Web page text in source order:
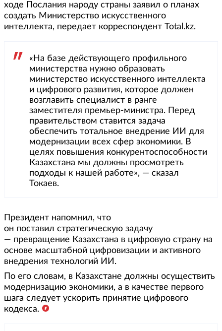
ходе Послания народу страны заявил о планах
создать Министерство искусственного
интеллекта, передает корреспондент Total.kz.
«На базе действующего профильного
министерства нужно образовать
министерство искусственного интеллекта
и цифрового развития, которое должен
возглавить специалист в ранге
заместителя премьер-министра. Перед
правительством ставится задача
обеспечить тотальное внедрение ИИ для
модернизации всех сфер экономики. В
целях повышения конкурентоспособности
Казахстана мы должны просмотреть
подходы к нашей работе», — сказал
Токаев.
Президент напомнил, что
он поставил стратегическую задачу
— превращение Казахстана в цифровую страну на
основе масштабной цифровизации и активного
внедрения технологий ИИ.
По его словам, в Казахстане должны осуществить
модернизацию экономики, а в качестве первого
шага следует ускорить принятие цифрового
кодекса.